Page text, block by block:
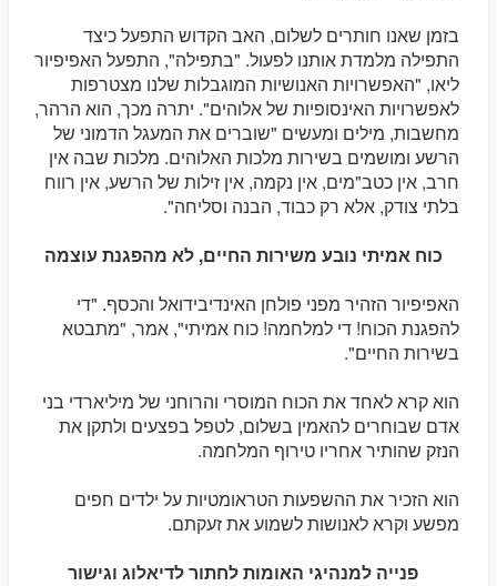
בזמן שאנו חותרים לשלום, האב הקדוש התפעל כיצד
התפילה מלמדת אותנו לפעול. "בתפילה", התפעל האפיפיור
ליאו, "האפשרויות האנושיות המוגבלות שלנו מצטרפות
לאפשרויות האינסופיות של אלוהים". יתרה מכך, הוא הרהר,
מחשבות, מילים ומעשים "שוברים את המעגל הדמוני של
הרשע ומושמים בשירות מלכות האלוהים. מלכות שבה אין
חרב, אין כטב"מים, אין נקמה, אין זילות של הרשע, אין רווח
בלתי צודק, אלא רק כבוד, הבנה וסליחה".
כוח אמיתי נובע משירות החיים, לא מהפגנת עוצמה
האפיפיור הזהיר מפני פולחן האינדיבידואל והכסף. "די
להפגנת הכוח! די למלחמה! כוח אמיתי", אמר, "מתבטא
בשירות החיים".
הוא קרא לאחד את הכוח המוסרי והרוחני של מיליארדי בני
אדם שבוחרים להאמין בשלום, לטפל בפצעים ולתקן את
הנזק שהותיר אחריו טירוף המלחמה.
הוא הזכיר את ההשפעות הטראומטיות על ילדים חפים
מפשע וקרא לאנושות לשמוע את זעקתם.
פנייה למנהיגי האומות לחתור לדיאלוג וגישור